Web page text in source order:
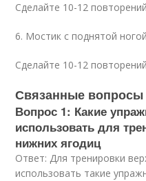
Сделайте 10-12
6. Мостик с поднятой
Сделайте 10-12
Связанные вопросы
Вопрос 1: Какие
использовать для
нижних ягодиц
Ответ: Для тренировки
использовать такие